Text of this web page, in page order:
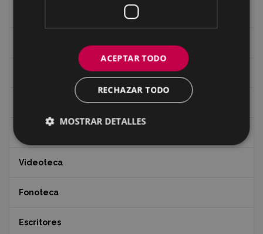
Revista "Gure Herria"
Documentos y artículos
Videoteca
Fonoteca
Escritores
ACEPTAR TODO
RECHAZAR TODO
MOSTRAR DETALLES